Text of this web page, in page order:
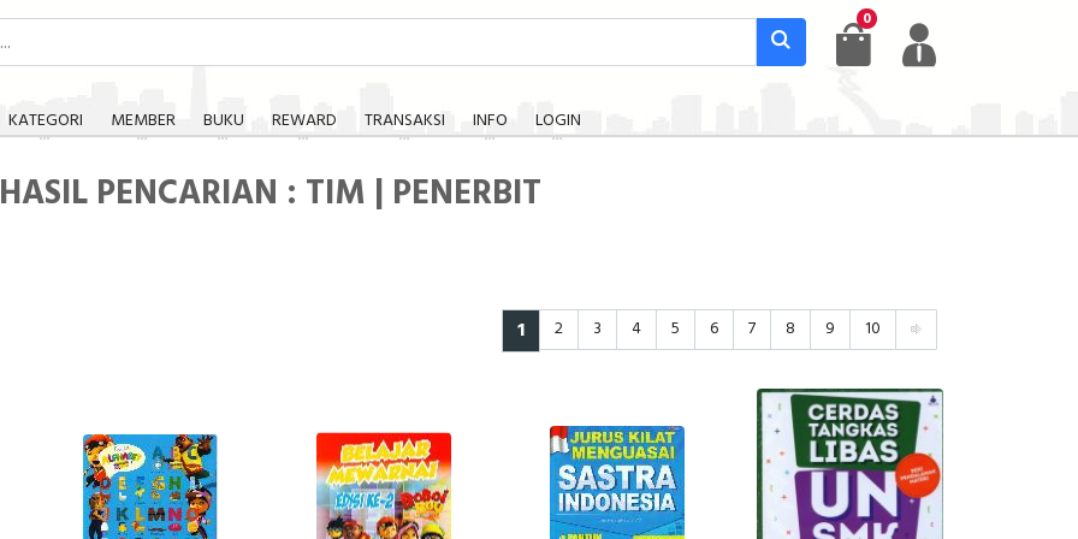
0
KATEGORI MEMBER BUKU REWARD TRANSAKSI INFO LOGIN
PENCARIAN : TIM | PENERBIT
1 2 3 4 5 6 7 8 9 10